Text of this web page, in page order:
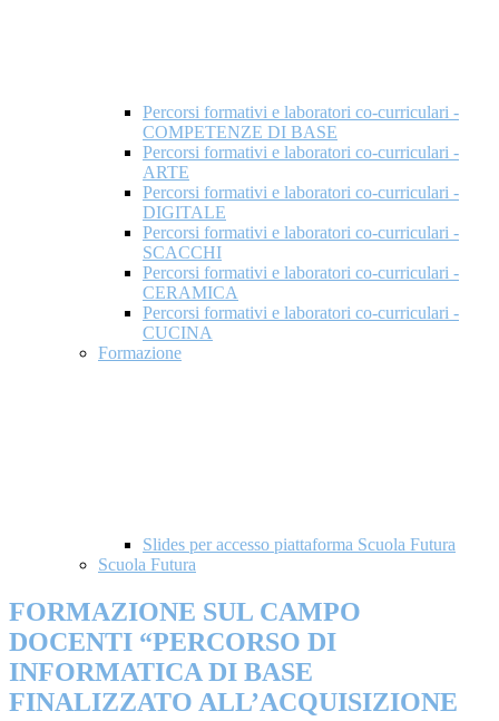
Percorsi formativi e laboratori co-curriculari -
COMPETENZE DI BASE
Percorsi formativi e laboratori co-curriculari -
ARTE
Percorsi formativi e laboratori co-curriculari -
DIGITALE
Percorsi formativi e laboratori co-curriculari -
SCACCHI
Percorsi formativi e laboratori co-curriculari -
CERAMICA
Percorsi formativi e laboratori co-curriculari -
CUCINA
Formazione
Slides per accesso piattaforma Scuola Futura
Scuola Futura
FORMAZIONE SUL CAMPO
DOCENTI “PERCORSO DI
INFORMATICA DI BASE
FINALIZZATO ALL’ACQUISIZIONE